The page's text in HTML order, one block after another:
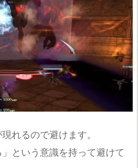
れるので避けます。
という意識を持って避けて